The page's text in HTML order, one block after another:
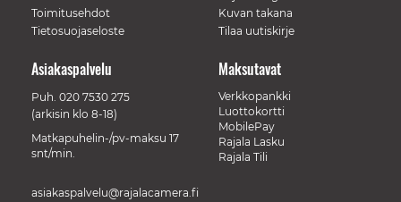
Toimitusehdot
Tietosuojaseloste
Kuvan takana
Tilaa uutiskirje
Maksutavat
Verkkopankki
Luottokortti
MobilePay
Rajala Lasku
Rajala Tili
Asiakaspalvelu
Puh. 020 7530 275
(arkisin klo 8-18)
Matkapuhelin-/pv-maksu 17
snt/min.
asiakaspalvelu@rajalacamera.fi